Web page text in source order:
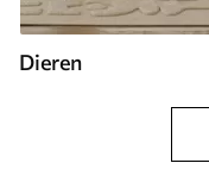
Dieren